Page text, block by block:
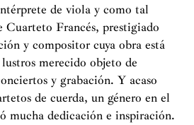
de viola y como tal
Cuarteto Francés, prestigiado
y compositor cuya obra está
merecido objeto de
y grabación. Y acaso
de cuerda, un género en el
mucha dedicación e inspiración.